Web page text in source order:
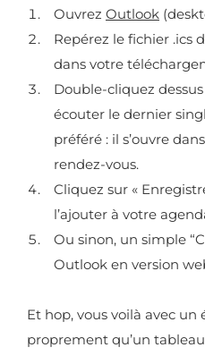
Ouvrez Outlook
Repérez le fichier .ics
dans votre
Double-cliquez
écouter le dernier
préféré : il s’ouvre
rendez-vous.
Cliquez sur «
l’ajouter à votre
Ou sinon, un simple
Outlook en version
Et hop, vous voilà avec
proprement qu’un